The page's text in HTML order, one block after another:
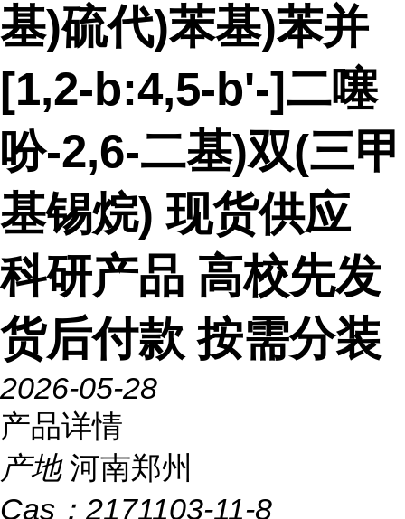
基)硫代)苯基)苯并
[1,2-b:4,5-b'-]二噻
吩-2,6-二基)双(三甲
基锡烷) 现货供应
科研产品 高校先发
货后付款 按需分装
2026-05-28
产品详情
产地 河南郑州
Cas： 2171103-11-8